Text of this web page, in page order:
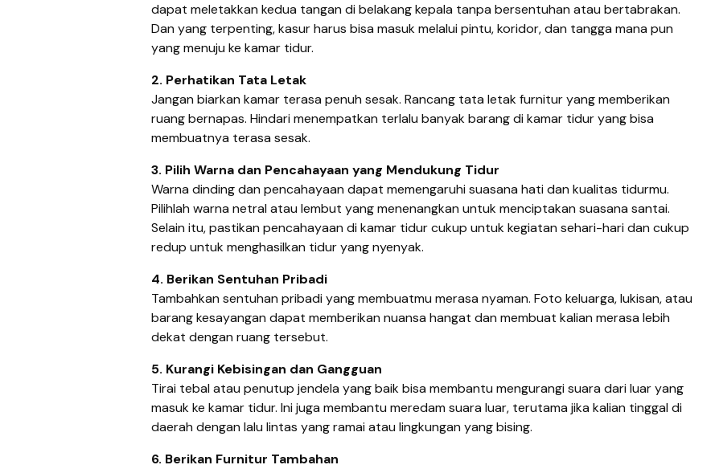
dapat meletakkan kedua tangan di belakang kepala tanpa bersentuhan atau bertabrakan.
Dan yang terpenting, kasur harus bisa masuk melalui pintu, koridor, dan tangga mana pun
yang menuju ke kamar tidur.
2. Perhatikan Tata Letak
Jangan biarkan kamar terasa penuh sesak. Rancang tata letak furnitur yang memberikan
ruang bernapas. Hindari menempatkan terlalu banyak barang di kamar tidur yang bisa
membuatnya terasa sesak.
3. Pilih Warna dan Pencahayaan yang Mendukung Tidur
Warna dinding dan pencahayaan dapat memengaruhi suasana hati dan kualitas tidurmu.
Pilihlah warna netral atau lembut yang menenangkan untuk menciptakan suasana santai.
Selain itu, pastikan pencahayaan di kamar tidur cukup untuk kegiatan sehari-hari dan cukup
redup untuk menghasilkan tidur yang nyenyak.
4. Berikan Sentuhan Pribadi
Tambahkan sentuhan pribadi yang membuatmu merasa nyaman. Foto keluarga, lukisan, atau
barang kesayangan dapat memberikan nuansa hangat dan membuat kalian merasa lebih
dekat dengan ruang tersebut.
5. Kurangi Kebisingan dan Gangguan
Tirai tebal atau penutup jendela yang baik bisa membantu mengurangi suara dari luar yang
masuk ke kamar tidur. Ini juga membantu meredam suara luar, terutama jika kalian tinggal di
daerah dengan lalu lintas yang ramai atau lingkungan yang bising.
6. Berikan Furnitur Tambahan